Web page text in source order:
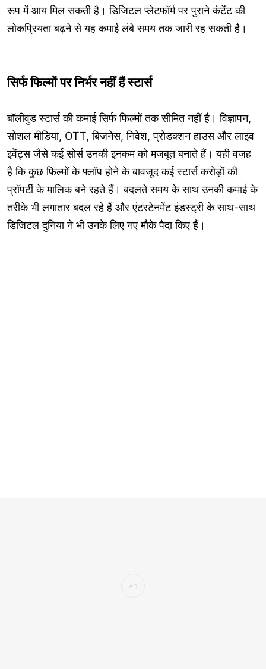
रूप में आय मिल सकती है। डिजिटल प्लेटफॉर्म पर पुराने कंटेंट की
लोकप्रियता बढ़ने से यह कमाई लंबे समय तक जारी रह सकती है।
सिर्फ फिल्मों पर निर्भर नहीं हैं स्टार्स
बॉलीवुड स्टार्स की कमाई सिर्फ फिल्मों तक सीमित नहीं है। विज्ञापन,
सोशल मीडिया, OTT, बिजनेस, निवेश, प्रोडक्शन हाउस और लाइव
इवेंट्स जैसे कई सोर्स उनकी इनकम को मजबूत बनाते हैं। यही वजह
है कि कुछ फिल्मों के फ्लॉप होने के बावजूद कई स्टार्स करोड़ों की
प्रॉपर्टी के मालिक बने रहते हैं। बदलते समय के साथ उनकी कमाई के
तरीके भी लगातार बदल रहे हैं और एंटरटेनमेंट इंडस्ट्री के साथ-साथ
डिजिटल दुनिया ने भी उनके लिए नए मौके पैदा किए हैं।